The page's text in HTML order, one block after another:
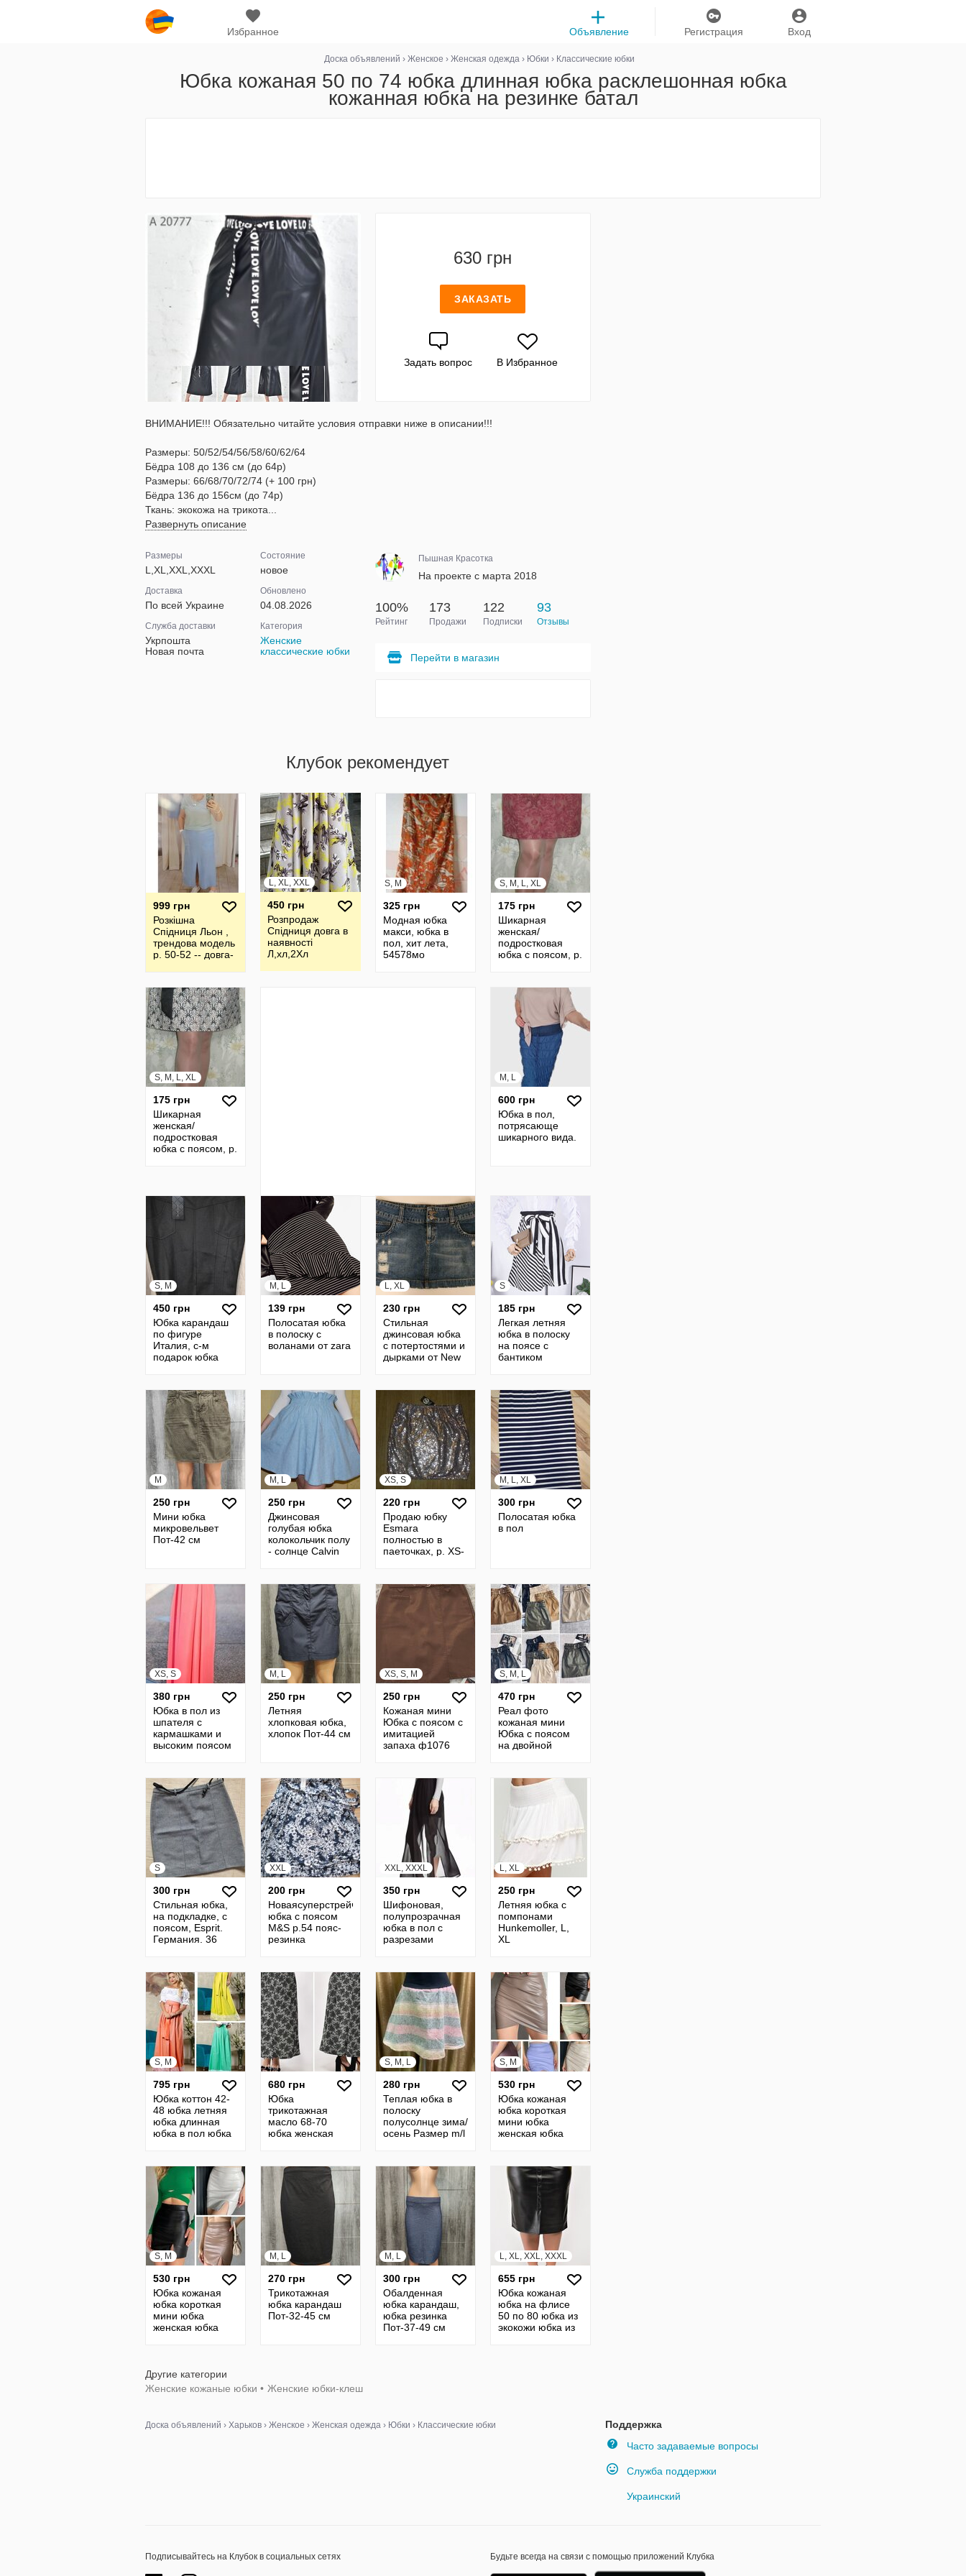
Избранное Вход
Регистрация
Объявление
Доска объявлений › Женское › Женская одежда › Юбки › Классические юбки
Юбка кожаная 50 по 74 юбка длинная юбка расклешонная юбка
кожанная юбка на резинке батал
630 грн
ЗАКАЗАТЬ
Задать вопрос В Избранное
ВНИМАНИЕ!!! Обязательно читайте условия отправки ниже в описании!!!
Размеры: 50/52/54/56/58/60/62/64
Бёдра 108 до 136 см (до 64р)
Размеры: 66/68/70/72/74 (+ 100 грн)
Бёдра 136 до 156см (до 74р)
Ткань: экокожа на трикота...
Развернуть описание
Размеры
L,XL,XXL,XXXL
Доставка
По всей Украине
Служба доставки
Укрпошта
Новая почта
Состояние
новое
Обновлено
04.08.2026
Категория
Женские
классические юбки
Пышная Красотка
На проекте с марта 2018
100%
Рейтинг
173
Продажи
122
Подписки
93
Отзывы
Перейти в магазин
Клубок рекомендует
999 грн
Розкішна
Спідниця Льон ,
трендова модель
р. 50-52 -- довга-
L, XL, XXL
450 грн
Розпродаж
Спідниця довга в
наявності
Л,хл,2Хл
S, M
325 грн
Модная юбка
макси, юбка в
пол, хит лета,
54578мо
S, M, L, XL
175 грн
Шикарная
женская/
подростковая
юбка с поясом, р.
S, M, L, XL
175 грн
Шикарная
женская/
подростковая
юбка с поясом, р.
M, L
600 грн
Юбка в пол,
потрясающе
шикарного вида.
S, M
450 грн
Юбка карандаш
по фигуре
Италия, с-м
подарок юбка
M, L
139 грн
Полосатая юбка
в полоску с
воланами от zara
L, XL
230 грн
Стильная
джинсовая юбка
с потертостями и
дырками от New
S
185 грн
Легкая летняя
юбка в полоску
на поясе с
бантиком
M
250 грн
Мини юбка
микровельвет
Пот-42 см
M, L
250 грн
Джинсовая
голубая юбка
колокольчик полу
- солнце Calvin
XS, S
220 грн
Продаю юбку
Esmara
полностью в
паеточках, р. XS-
M, L, XL
300 грн
Полосатая юбка
в пол
XS, S
380 грн
Юбка в пол из
шпателя с
кармашками и
высоким поясом
M, L
250 грн
Летняя
хлопковая юбка,
хлопок Пот-44 см
XS, S, M
250 грн
Кожаная мини
Юбка с поясом с
имитацией
запаха ф1076
S, M, L
470 грн
Реал фото
кожаная мини
Юбка с поясом
на двойной
S
300 грн
Стильная юбка,
на подкладке, с
поясом, Еsprit.
Германия. 36
XXL
200 грн
Новаясуперстрейч.
юбка с поясом
M&S р.54 пояс-
резинка
XXL, XXXL
350 грн
Шифоновая,
полупрозрачная
юбка в пол с
разрезами
L, XL
250 грн
Летняя юбка с
помпонами
Hunkemoller, L,
XL
S, M
795 грн
Юбка коттон 42-
48 юбка летняя
юбка длинная
юбка в пол юбка
1
680 грн
Юбка
трикотажная
масло 68-70
юбка женская
макси юбка в пол
15761
S, M, L
280 грн
Теплая юбка в
полоску
полусолнце зима/
осень Размер m/l
S, M
530 грн
Юбка кожаная
юбка короткая
мини юбка
женская юбка
S, M
530 грн
Юбка кожаная
юбка короткая
мини юбка
женская юбка
M, L
270 грн
Трикотажная
юбка карандаш
Пот-32-45 см
M, L
300 грн
Обалденная
юбка карандаш,
юбка резинка
Пот-37-49 см
L, XL, XXL, XXXL
655 грн
Юбка кожаная
юбка на флисе
50 по 80 юбка из
экокожи юбка из
Другие категории
Женские кожаные юбки • Женские юбки-клеш
Поддержка
Часто задаваемые вопросы
Служба поддержки
Украинский
Доска объявлений › Харьков › Женское › Женская одежда › Юбки › Классические юбки
Подписывайтесь на Клубок в социальных сетях Будьте всегда на связи с помощью приложений Клубка